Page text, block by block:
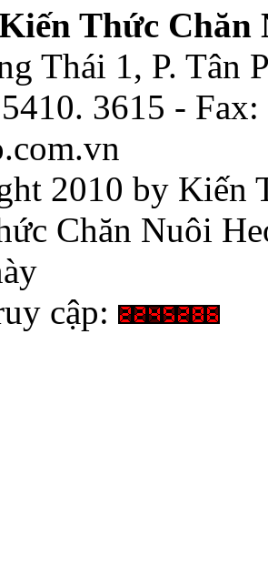
Thức Chăn
Thái 1, P. Tân
3615 -
2010 by Kiến
Chăn Nuôi
cập: